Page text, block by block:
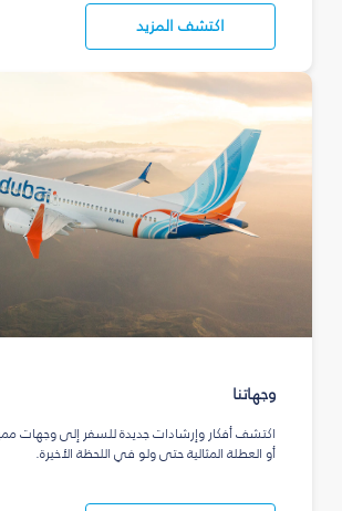
اكتشف المزيد
وجهاتنا
اكتشف أفكار وإرشادات جديدة للسفر إلى وجهات
أو العطلة المثالية حتى ولو في اللحظة الأخيرة.